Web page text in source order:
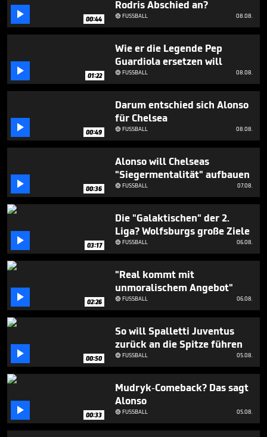
1
minute,
37
seconds
 00:44
Rodris Abschied an?
FUSSBALL 08.08.
 01:22
Wie er die Legende Pep
Guardiola ersetzen will
FUSSBALL 08.08.
 00:49
Darum entschied sich Alonso
für Chelsea
FUSSBALL 08.08.
 00:36
Alonso will Chelseas
"Siegermentalität" aufbauen
FUSSBALL 07.08.
 03:17
Die "Galaktischen" der 2.
Liga? Wolfsburgs große Ziele
FUSSBALL 06.08.
 02:26
"Real kommt mit
unmoralischem Angebot"
FUSSBALL 06.08.
 00:50
So will Spalletti Juventus
zurück an die Spitze führen
FUSSBALL 05.08.
 00:33
Mudryk-Comeback? Das sagt
Alonso
FUSSBALL 05.08.